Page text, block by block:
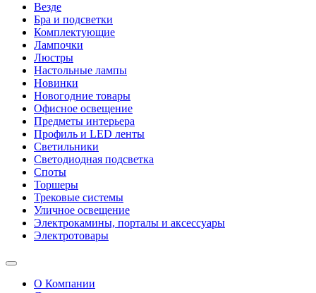
Везде
Бра и подсветки
Комплектующие
Лампочки
Люстры
Настольные лампы
Новинки
Новогодние товары
Офисное освещение
Предметы интерьера
Профиль и LED ленты
Светильники
Светодиодная подсветка
Споты
Торшеры
Трековые системы
Уличное освещение
Электрокамины, порталы и аксессуары
Электротовары
О Компании